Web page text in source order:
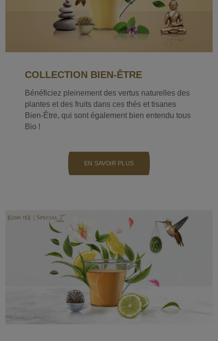
COLLECTION BIEN-ÊTRE
Bénéficiez pleinement des vertus naturelles des
plantes et des fruits dans ces thés et tisanes
Bien-Être, qui sont également bien entendu tous
Bio !
EN SAVOIR PLUS